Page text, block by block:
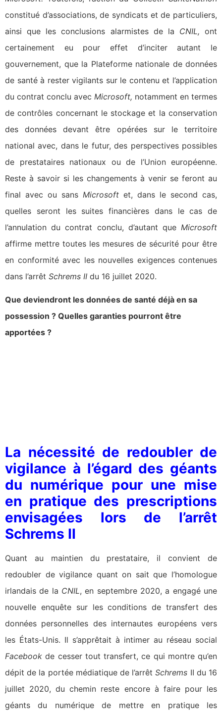
constitué d’associations, de syndicats et de particuliers,
ainsi que les conclusions alarmistes de la CNIL, ont
certainement eu pour effet d’inciter autant le
gouvernement, que la Plateforme nationale de données
de santé à rester vigilants sur le contenu et l’application
du contrat conclu avec Microsoft, notamment en termes
de contrôles concernant le stockage et la conservation
des données devant être opérées sur le territoire
national avec, dans le futur, des perspectives possibles
de prestataires nationaux ou de l’Union européenne.
Reste à savoir si les changements à venir se feront au
final avec ou sans Microsoft et, dans le second cas,
quelles seront les suites financières dans le cas de
l’annulation du contrat conclu, d’autant que Microsoft
affirme mettre toutes les mesures de sécurité pour être
en conformité avec les nouvelles exigences contenues
dans l’arrêt Schrems II du 16 juillet 2020.
Que deviendront les données de santé déjà en sa
possession ? Quelles garanties pourront être
apportées ?
La nécessité de redoubler de
vigilance à l’égard des géants
du numérique pour une mise
en pratique des prescriptions
envisagées lors de l’arrêt
Schrems II
Quant au maintien du prestataire, il convient de
redoubler de vigilance quant on sait que l’homologue
irlandais de la CNIL, en septembre 2020, a engagé une
nouvelle enquête sur les conditions de transfert des
données personnelles des internautes européens vers
les États-Unis. Il s’apprêtait à intimer au réseau social
Facebook de cesser tout transfert, ce qui montre qu’en
dépit de la portée médiatique de l’arrêtSchrems II du 16
juillet 2020, du chemin reste encore à faire pour les
géants du numérique de mettre en pratique les